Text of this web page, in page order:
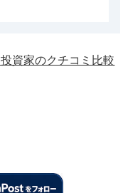
資家のクチコミ比較